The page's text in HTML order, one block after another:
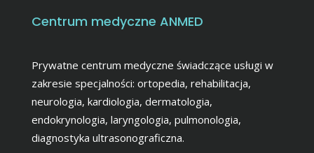
Centrum medyczne ANMED
Prywatne centrum medyczne świadczące usługi w
zakresie specjalności: ortopedia, rehabilitacja,
neurologia, kardiologia, dermatologia,
endokrynologia, laryngologia, pulmonologia,
diagnostyka ultrasonograficzna.